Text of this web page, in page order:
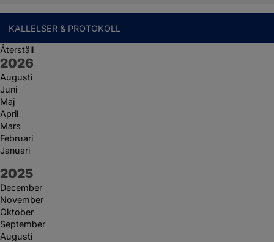
KALLELSER & PROTOKOLL
Återställ
År:
2026
Augusti
Juni
Maj
April
Mars
Februari
Januari
År:
2025
December
November
Oktober
September
Augusti